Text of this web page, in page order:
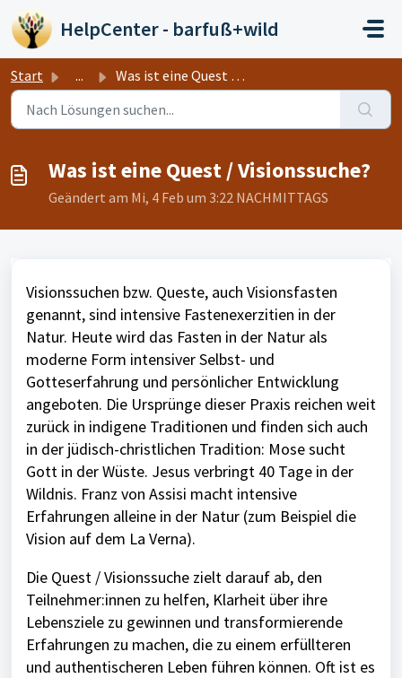
Zum hauptsächlichen Inhalt gehen
HelpCenter - barfuß+wild
Start ... Was ist eine Quest / Visionssuche?
Was ist eine Quest / Visionssuche?
Geändert am Mi, 4 Feb um 3:22 NACHMITTAGS
Visionssuchen bzw. Queste, auch Visionsfasten
genannt, sind intensive Fastenexerzitien in der
Natur. Heute wird das Fasten in der Natur als
moderne Form intensiver Selbst- und
Gotteserfahrung und persönlicher Entwicklung
angeboten. Die Ursprünge dieser Praxis reichen weit
zurück in indigene Traditionen und finden sich auch
in der jüdisch-christlichen Tradition: Mose sucht
Gott in der Wüste. Jesus verbringt 40 Tage in der
Wildnis. Franz von Assisi macht intensive
Erfahrungen alleine in der Natur (zum Beispiel die
Vision auf dem La Verna).
Die Quest / Visionssuche zielt darauf ab, den
Teilnehmer:innen zu helfen, Klarheit über ihre
Lebensziele zu gewinnen und transformierende
Erfahrungen zu machen, die zu einem erfüllteren
und authentischeren Leben führen können. Oft ist es